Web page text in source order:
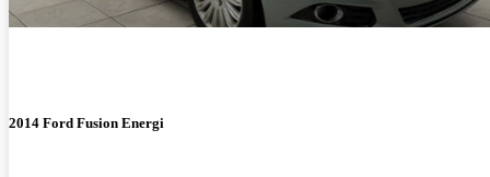
2014 Ford Fusion Energi